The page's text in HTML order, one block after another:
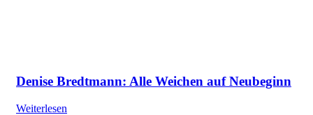
Denise Bredtmann: Alle Weichen auf Neubeginn
Weiterlesen